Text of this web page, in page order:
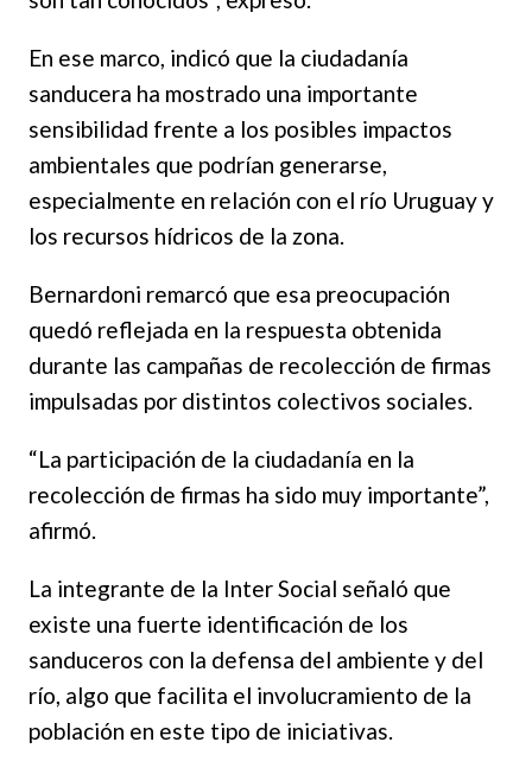
En ese marco, indicó que la ciudadanía
sanducera ha mostrado una importante
sensibilidad frente a los posibles impactos
ambientales que podrían generarse,
especialmente en relación con el río Uruguay y
los recursos hídricos de la zona.
Bernardoni remarcó que esa preocupación
quedó reflejada en la respuesta obtenida
durante las campañas de recolección de firmas
impulsadas por distintos colectivos sociales.
“La participación de la ciudadanía en la
recolección de firmas ha sido muy importante”,
afirmó.
La integrante de la Inter Social señaló que
existe una fuerte identificación de los
sanduceros con la defensa del ambiente y del
río, algo que facilita el involucramiento de la
población en este tipo de iniciativas.